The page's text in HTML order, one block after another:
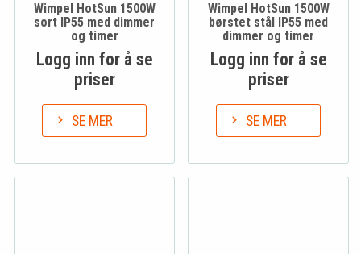
Wimpel HotSun 1500W
sort IP55 med dimmer
og timer
Logg inn for å se
priser
SE MER
Wimpel HotSun 1500W
børstet stål IP55 med
dimmer og timer
Logg inn for å se
priser
SE MER